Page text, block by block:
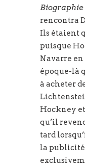
Biographie
rencontra
Ils étaient
puisque
Navarre en
époque-là
à acheter
Hockney
qu’il
tard
la publicité